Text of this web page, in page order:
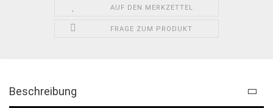
AUF DEN MERKZETTEL
FRAGE ZUM PRODUKT
Beschreibung